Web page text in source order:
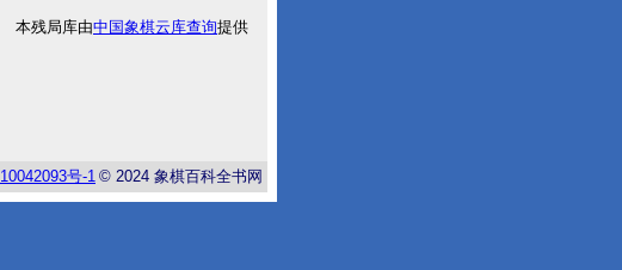
本残局库由中国象棋云库查询提供
10042093号-1 © 2024 象棋百科全书网